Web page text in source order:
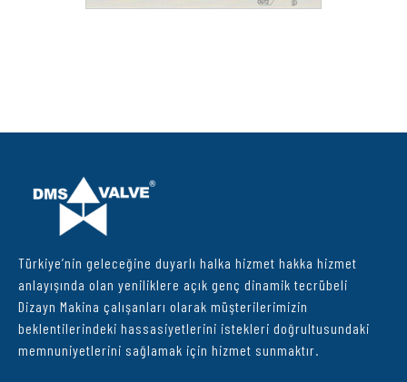
Türkiye’nin geleceğine duyarlı halka hizmet hakka hizmet
anlayışında olan yeniliklere açık genç dinamik tecrübeli
Dizayn Makina çalışanları olarak müşterilerimizin
beklentilerindeki hassasiyetlerini istekleri doğrultusundaki
memnuniyetlerini sağlamak için hizmet sunmaktır.